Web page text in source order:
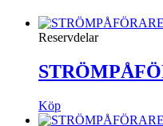
Reservdelar
Köp